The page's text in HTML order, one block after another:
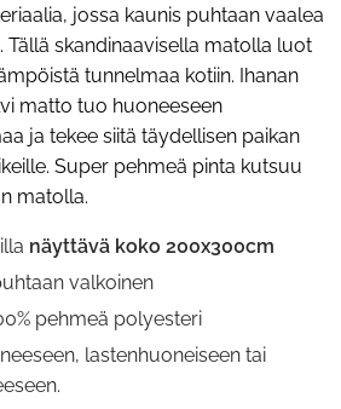
jossa kaunis puhtaan vaalea
Tällä skandinaavisella matolla luot
tunnelmaa kotiin. Ihanan
matto tuo huoneeseen
ja tekee siitä täydellisen paikan
Super pehmeä pinta kutsuu
matolla.
näyttävä koko 200x300cm
valkoinen
pehmeä polyesteri
lastenhuoneiseen tai